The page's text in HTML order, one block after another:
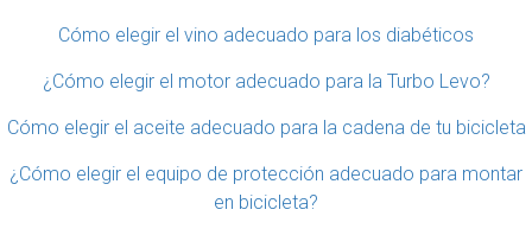
Cómo elegir el vino adecuado para los diabéticos
¿Cómo elegir el motor adecuado para la Turbo Levo?
Cómo elegir el aceite adecuado para la cadena de tu bicicleta
¿Cómo elegir el equipo de protección adecuado para montar
en bicicleta?